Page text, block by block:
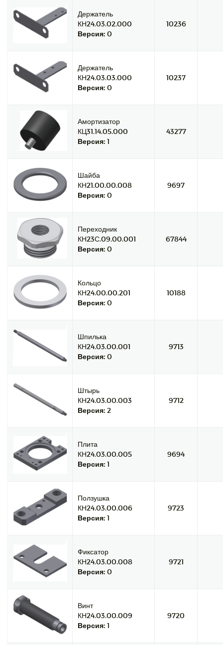
Держатель
КН24.03.02.000
Версия: 0
10236
Держатель
КН24.03.03.000
Версия: 0
10237
Амортизатор
КЦ31.14.05.000
Версия: 1
43277
Шайба
КН21.00.00.008
Версия: 0
9697
Переходник
КН23С.09.00.001
Версия: 0
67844
Кольцо
КН24.00.00.201
Версия: 0
10188
Шпилька
КН24.03.00.001
Версия: 0
9713
Штырь
КН24.03.00.003
Версия: 2
9712
Плита
КН24.03.00.005
Версия: 1
9694
Ползушка
КН24.03.00.006
Версия: 1
9723
Фиксатор
КН24.03.00.008
Версия: 0
9721
Винт
КН24.03.00.009
Версия: 1
9720